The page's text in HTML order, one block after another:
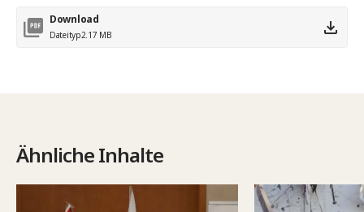
Download
Dateityp2.17 MB
Ähnliche Inhalte